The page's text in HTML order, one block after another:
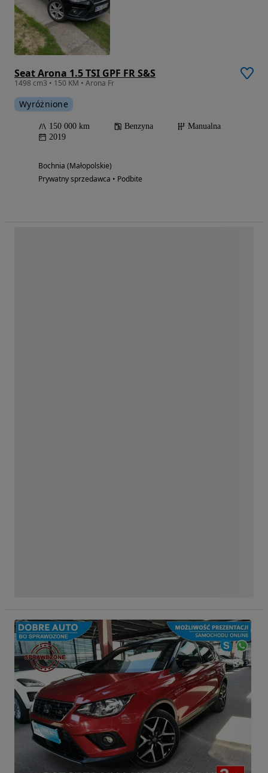
Seat Arona 1.5 TSI GPF FR S&S
1498 cm3 • 150 KM • Arona Fr
Wyróżnione
150 000 km Benzyna
Manualna
2019
Bochnia (Małopolskie)
Prywatny sprzedawca • Podbite